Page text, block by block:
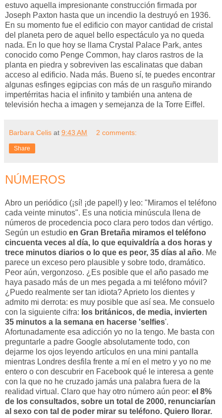
estuvo aquella impresionante construcción firmada por
Joseph Paxton hasta que un incendio la destruyó en 1936.
En su momento fue el edificio con mayor cantidad de cristal
del planeta pero de aquel bello espectáculo ya no queda
nada. En lo que hoy se llama Crystal Palace Park, antes
conocido como Penge Common, hay claros rastros de la
planta en piedra y sobreviven las escalinatas que daban
acceso al edificio. Nada más. Bueno sí, te puedes encontrar
algunas esfinges egipcias con más de un rasguño mirando
impertérritas hacia el infinito y también una antena de
televisión hecha a imagen y semejanza de la Torre Eiffel.
Barbara Celis at 9:43 AM 2 comments:
Share
NÚMEROS
Abro un periódico (¡sí! ¡de papel!) y leo: "Miramos el tel éfono
cada veinte minutos". Es una noticia minúscula llena de
números de procedencia poco clara pero todos dan vértigo.
Según un estudio en Gran Bretaña miramos el tel éfono
cincuenta veces al d ía, lo que equivaldría a dos horas y
trece minutos diarios o lo que es peor, 35 d ías al año. Me
parece un exceso pero plausible y sobre todo, dramático.
Peor aún, vergonzoso. ¿ Es posible que el año pasado me
haya pasado más de un mes pegada a mi tel éfono móvil?
¿ Puedo realmente ser tan idiota? Aprieto los dientes y
admito mi derrota: es muy posible que así sea. Me consuelo
con la siguiente cifra: los británicos, de media, invierten
35 minutos a la semana en hacerse 'selfies'.
Afortunadamente esa adicción yo no la tengo. Me basta con
preguntarle a padre Google absolutamente todo, con
dejarme los ojos leyendo artículos en una mini pantalla
mientras Londres desfila frente a mí en el metro y yo no me
entero o con descubrir en Facebook qué le interesa a gente
con la que no he cruzado jamás una palabra fuera de la
realidad virtual. Claro que hay otro número aún peor: el 8%
de los consultados, sobre un total de 2000, renunciarían
al sexo con tal de poder mirar su tel éfono. Quiero llorar.